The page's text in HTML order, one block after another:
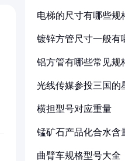
电梯的尺寸有哪些规
镀锌方管尺寸一般有
铝方管有哪些常见规
光线传媒参投三国的
横担型号对应重量
锰矿石产品化合水含
曲臂车规格型号大全